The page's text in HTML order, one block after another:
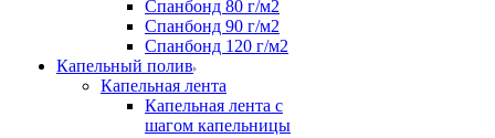
Спанбонд 80 г/м2
Спанбонд 90 г/м2
Спанбонд 120 г/м2
Капельный полив
Капельная лента
Капельная лента с
шагом капельницы